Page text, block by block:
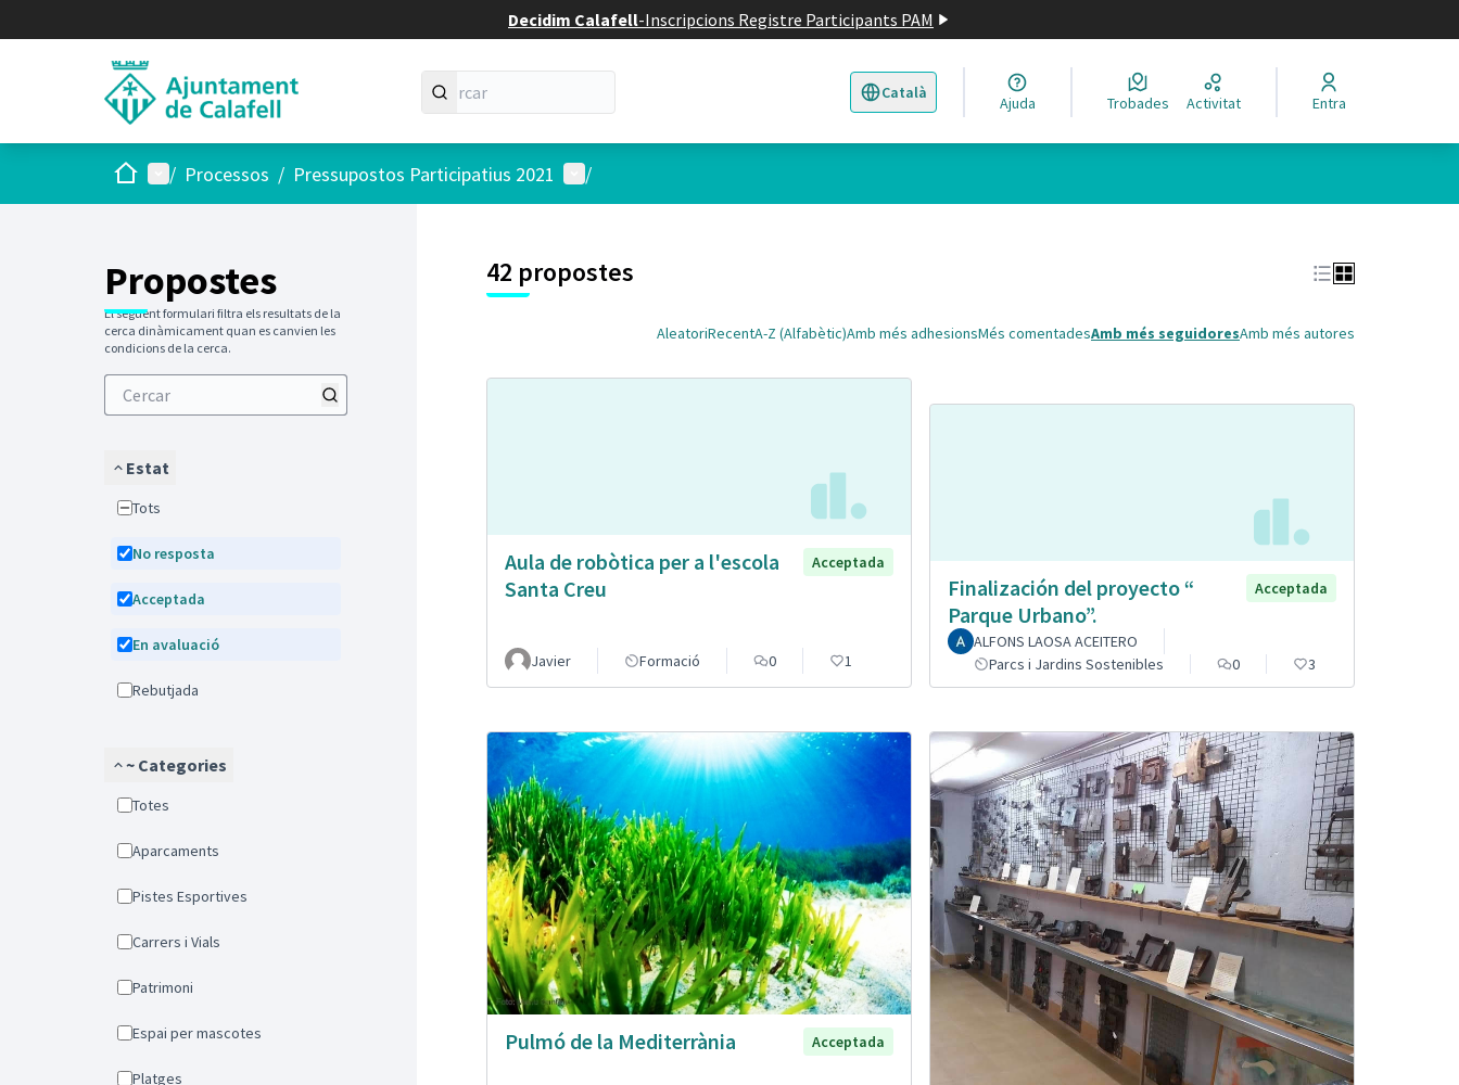
Decidim Calafell-Inscripcions Registre Participants PAM
Català
Triar la llengua Elegir el idioma
Ajuda Trobades Activitat Entra
Inici Menú principal
/ Processos / Pressupostos Participatius 2021 Menú d'usuari
/
Propostes
El següent formulari filtra els resultats de la
cerca dinàmicament quan es canvien les
condicions de la cerca.
Estat
Tots
No resposta
Acceptada
En avaluació
Rebutjada
~ Categories
Totes
Aparcaments
Pistes Esportives
Carrers i Vials
Patrimoni
Espai per mascotes
Platges
42 propostes
AleatoriRecentA-Z (Alfabètic)Amb més adhesionsMés comentadesAmb més seguidoresAmb més autores
Aula de robòtica per a l'escola
Santa Creu
Acceptada
Javier Formació 0 1
Finalización del proyecto “
Parque Urbano”.
Acceptada
ALFONS LAOSA ACEITERO
Parcs i Jardins Sostenibles
0 3
Pulmó de la Mediterrània Acceptada